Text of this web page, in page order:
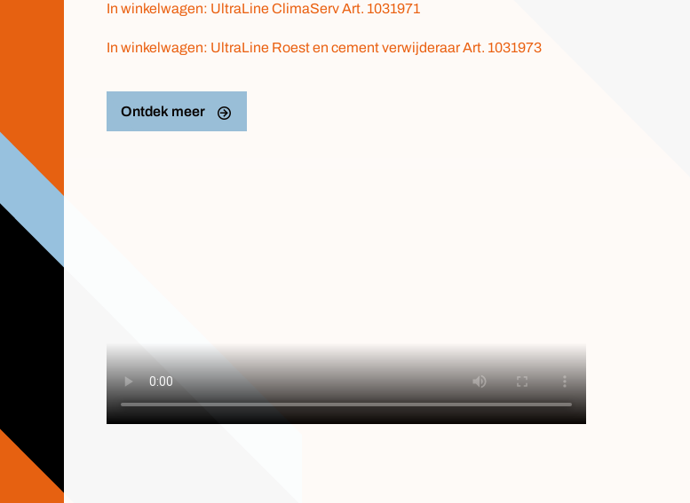
In winkelwagen: UltraLine ClimaServ Art. 1031971
In winkelwagen: UltraLine Roest en cement verwijderaar Art. 1031973
Ontdek meer